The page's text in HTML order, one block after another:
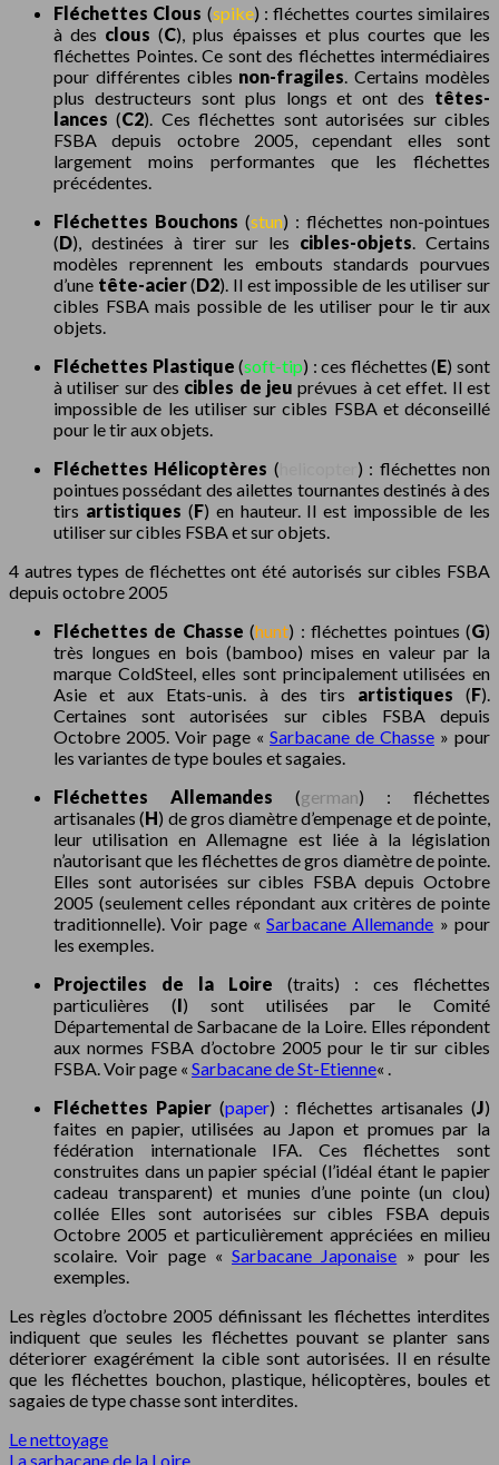
Fléchettes Clous (spike) : fléchettes courtes similaires
à des clous (C), plus épaisses et plus courtes que les
fléchettes Pointes. Ce sont des fléchettes intermédiaires
pour différentes cibles non-fragiles. Certains modèles
plus destructeurs sont plus longs et ont des têtes-
lances (C2). Ces fléchettes sont autorisées sur cibles
FSBA depuis octobre 2005, cependant elles sont
largement moins performantes que les fléchettes
précédentes.
Fléchettes Bouchons (stun) : fléchettes non-pointues
(D), destinées à tirer sur les cibles-objets. Certains
modèles reprennent les embouts standards pourvues
d’une tête-acier(D2). Il est impossible de les utiliser sur
cibles FSBA mais possible de les utiliser pour le tir aux
objets.
Fléchettes Plastique (soft-tip) : ces fléchettes (E) sont
à utiliser sur des cibles de jeu prévues à cet effet. Il est
impossible de les utiliser sur cibles FSBA et déconseillé
pour le tir aux objets.
Fléchettes Hélicoptères (
) : fléchettes non
pointues possédant des ailettes tournantes destinés à des
tirs artistiques (F) en hauteur. Il est impossible de les
utiliser sur cibles FSBA et sur objets.
4 autres types de fléchettes ont été autorisés sur cibles FSBA
depuis octobre 2005
Fléchettes de Chasse (hunt) : fléchettes pointues (G)
très longues en bois (bamboo) mises en valeur par la
marque ColdSteel, elles sont principalement utilisées en
Asie et aux Etats-unis. à des tirs artistiques (F).
Certaines sont autorisées sur cibles FSBA depuis
Octobre 2005. Voir page « Sarbacane de Chasse » pour
les variantes de type boules et sagaies.
Fléchettes Allemandes (german) : fléchettes
artisanales (H) de gros diamètre d’empenage et de pointe,
leur utilisation en Allemagne est liée à la législation
n’autorisant que les fléchettes de gros diamètre de pointe.
Elles sont autorisées sur cibles FSBA depuis Octobre
2005 (seulement celles répondant aux critères de pointe
traditionnelle). Voir page «Sarbacane Allemande » pour
les exemples.
Projectiles de la Loire (traits) : ces fléchettes
particulières (I) sont utilisées par le Comité
Départemental de Sarbacane de la Loire. Elles répondent
aux normes FSBA d’octobre 2005 pour le tir sur cibles
FSBA. Voir page « Sarbacane de St-Etienne« .
Fléchettes Papier (paper) : fléchettes artisanales (J)
faites en papier, utilisées au Japon et promues par la
fédération internationale IFA. Ces fléchettes sont
construites dans un papier spécial (l’idéal étant le papier
cadeau transparent) et munies d’une pointe (un clou)
collée Elles sont autorisées sur cibles FSBA depuis
Octobre 2005 et particulièrement appréciées en milieu
scolaire. Voir page « Sarbacane Japonaise » pour les
exemples.
Les règles d’octobre 2005 définissant les fléchettes interdites
indiquent que seules les fléchettes pouvant se planter sans
déteriorer exagérément la cible sont autorisées. Il en résulte
que les fléchettes bouchon, plastique, hélicoptères, boules et
sagaies de type chasse sont interdites.
Le nettoyage
La sarbacane de la Loire